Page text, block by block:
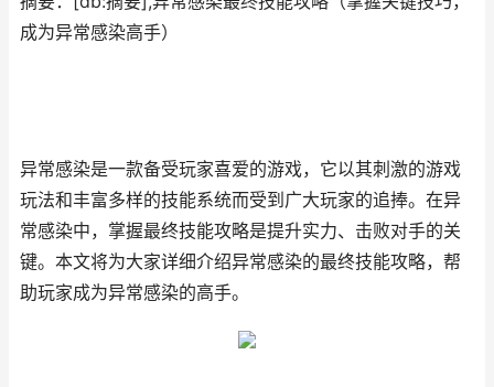
成为异常感染高手）
异常感染是一款备受玩家喜爱的游戏，它以其刺激的游戏
玩法和丰富多样的技能系统而受到广大玩家的追捧。在异
常感染中，掌握最终技能攻略是提升实力、击败对手的关
键。本文将为大家详细介绍异常感染的最终技能攻略，帮
助玩家成为异常感染的高手。